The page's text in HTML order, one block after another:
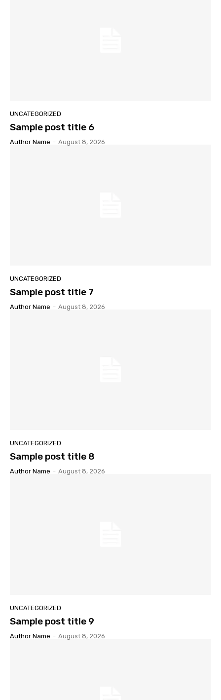
UNCATEGORIZED
Sample post title 6
Author Name - August 8, 2026
UNCATEGORIZED
Sample post title 7
Author Name - August 8, 2026
UNCATEGORIZED
Sample post title 8
Author Name - August 8, 2026
UNCATEGORIZED
Sample post title 9
Author Name - August 8, 2026